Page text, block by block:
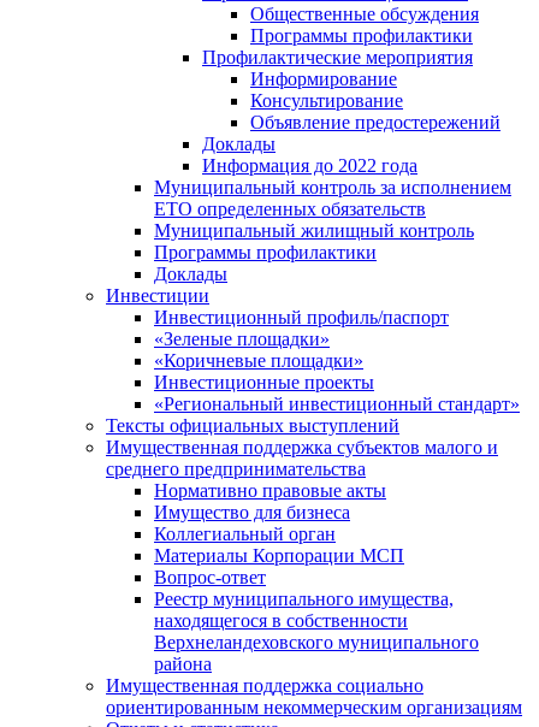
Общественные обсуждения
Программы профилактики
Профилактические мероприятия
Информирование
Консультирование
Объявление предостережений
Доклады
Информация до 2022 года
Муниципальный контроль за исполнением
ЕТО определенных обязательств
Муниципальный жилищный контроль
Программы профилактики
Доклады
Инвестиции
Инвестиционный профиль/паспорт
«Зеленые площадки»
«Коричневые площадки»
Инвестиционные проекты
«Региональный инвестиционный стандарт»
Тексты официальных выступлений
Имущественная поддержка субъектов малого и
среднего предпринимательства
Нормативно правовые акты
Имущество для бизнеса
Коллегиальный орган
Материалы Корпорации МСП
Вопрос-ответ
Реестр муниципального имущества,
находящегося в собственности
Верхнеландеховского муниципального
района
Имущественная поддержка социально
ориентированным некоммерческим организациям